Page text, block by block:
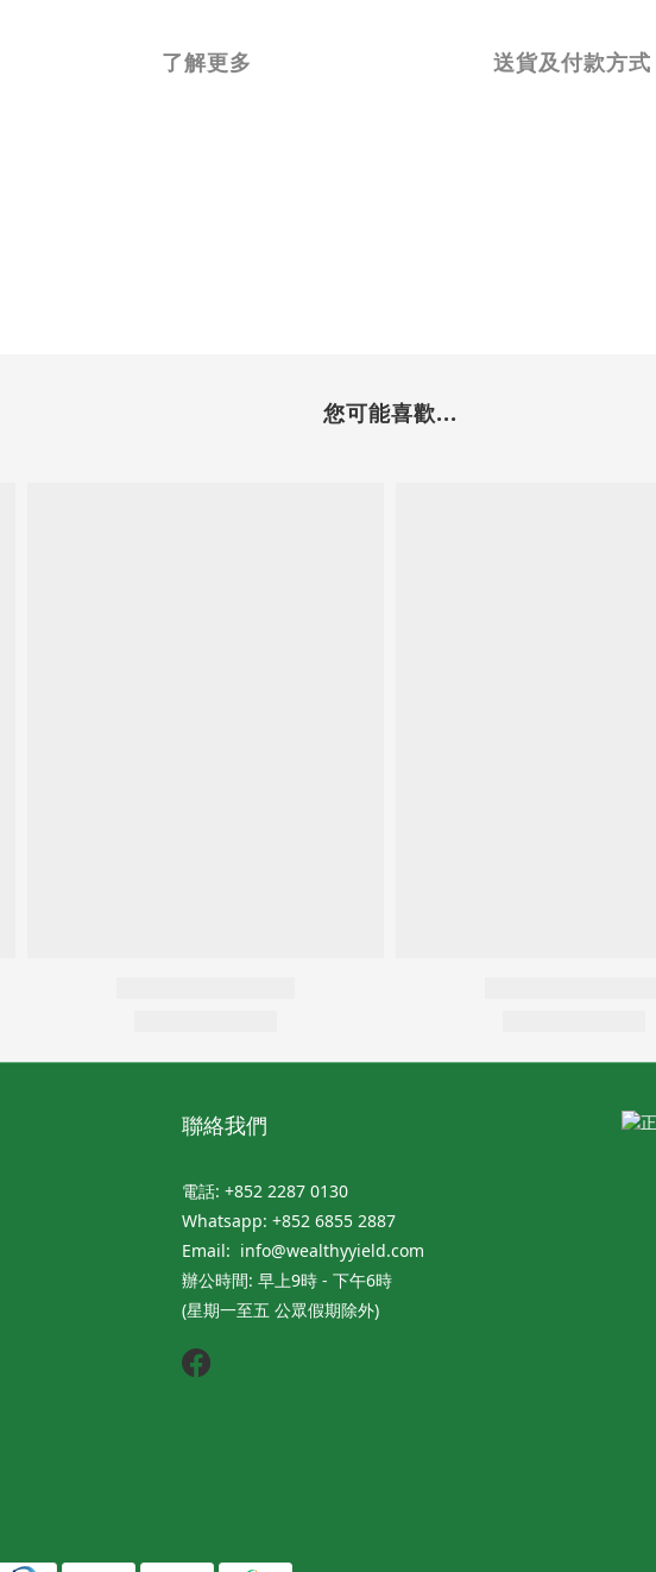
了解更多 送貨及付款方式
您可能喜歡...
聯絡我們
電話: +852 2287 0130
Whatsapp: +852 6855 2887
Email: info@wealthyyield.com
辦公時間: 早上9時 - 下午6時
(星期一至五 公眾假期除外)